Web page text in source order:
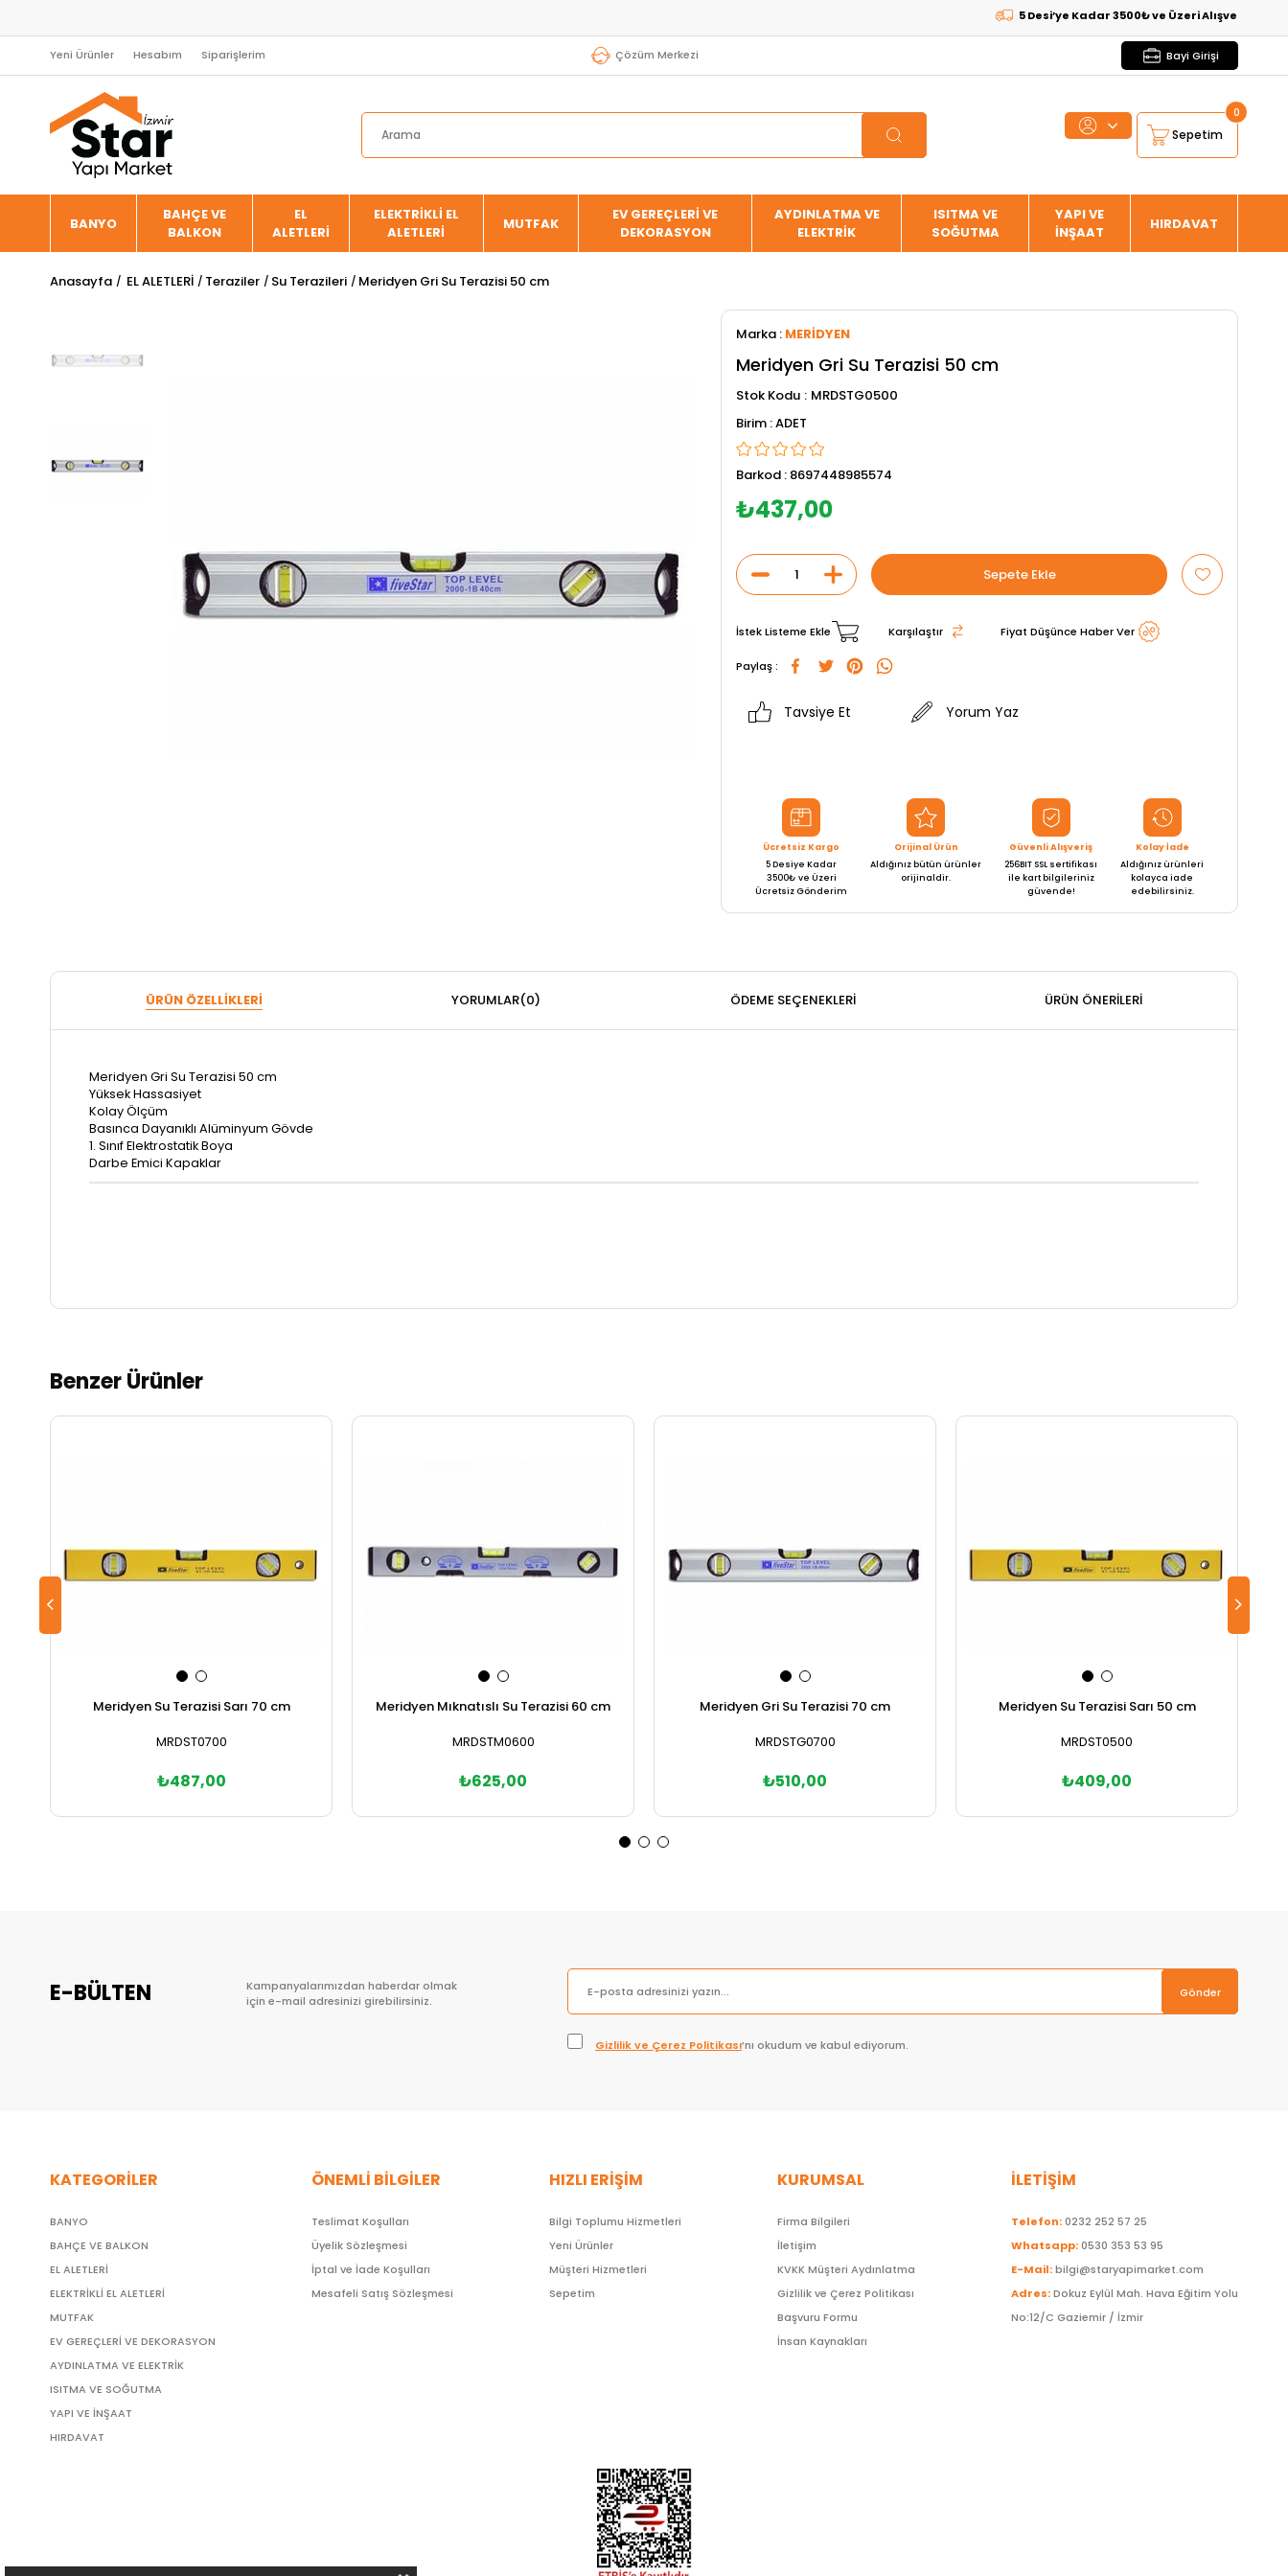
5 Desi’ye Kadar 3500₺ ve Üzeri Alışverişlerde
Yeni Ürünler Hesabım Siparişlerim Çözüm Merkezi Bayi Girişi
Sepetim
0
BANYO
BAHÇE VE
BALKON
EL
ALETLERİ
ELEKTRİKLİ EL
ALETLERİ
MUTFAK
EV GEREÇLERİ VE
DEKORASYON
AYDINLATMA VE
ELEKTRİK
ISITMA VE
SOĞUTMA
YAPI VE
İNŞAAT
HIRDAVAT
Anasayfa EL ALETLERİ Teraziler Su Terazileri Meridyen Gri Su Terazisi 50 cm
Marka : MERİDYEN
Meridyen Gri Su Terazisi 50 cm
Stok Kodu
MRDSTG0500
ADET
Barkod : 8697448985574
₺437,00
İstek Listeme Ekle Karşılaştır Fiyat Düşünce Haber Ver
Paylaş :
Tavsiye Et Yorum Yaz
Ücretsiz Kargo
5 Desiye Kadar
3500₺ ve Üzeri
Ücretsiz Gönderim
Orijinal Ürün
Aldığınız bütün ürünler
orijinaldir.
Güvenli Alışveriş
256BIT SSL sertifikası
ile kart bilgileriniz
güvende!
Kolay İade
Aldığınız ürünleri
kolayca iade
edebilirsiniz.
ÜRÜN ÖZELLIKLERI YORUMLAR(0) ÖDEME SEÇENEKLERI ÜRÜN ÖNERILERI
Meridyen Gri Su Terazisi 50 cm
Yüksek Hassasiyet
Kolay Ölçüm
Basınca Dayanıklı Alüminyum Gövde
1. Sınıf Elektrostatik Boya
Darbe Emici Kapaklar
Benzer Ürünler
Meridyen Su Terazisi Sarı 70 cm
MRDST0700
₺487,00
Meridyen Mıknatıslı Su Terazisi 60 cm
MRDSTM0600
₺625,00
Meridyen Gri Su Terazisi 70 cm
MRDSTG0700
₺510,00
Meridyen Su Terazisi Sarı 50 cm
MRDST0500
₺409,00
E-BÜLTEN
Kampanyalarımızdan haberdar olmak
için e-mail adresinizi girebilirsiniz.
Gönder
Gizlilik ve Çerez Politikası’nı okudum ve kabul ediyorum.
KATEGORİLER
BANYO
BAHÇE VE BALKON
EL ALETLERİ
ELEKTRİKLİ EL ALETLERİ
MUTFAK
EV GEREÇLERİ VE DEKORASYON
AYDINLATMA VE ELEKTRİK
ISITMA VE SOĞUTMA
YAPI VE İNŞAAT
HIRDAVAT
ÖNEMLİ BİLGİLER
Teslimat Koşulları
Üyelik Sözleşmesi
İptal ve İade Koşulları
Mesafeli Satış Sözleşmesi
HIZLI ERİŞİM
Bilgi Toplumu Hizmetleri
Yeni Ürünler
Müşteri Hizmetleri
Sepetim
KURUMSAL
Firma Bilgileri
İletişim
KVKK Müşteri Aydınlatma
Gizlilik ve Çerez Politikası
Başvuru Formu
İnsan Kaynakları
İLETİŞİM
Telefon:0232 252 57 25
Whatsapp:0530 353 53 95
E-Mail:bilgi@staryapimarket.com
Adres:Dokuz Eylül Mah. Hava Eğitim Yolu
No:12/C Gaziemir / İzmir